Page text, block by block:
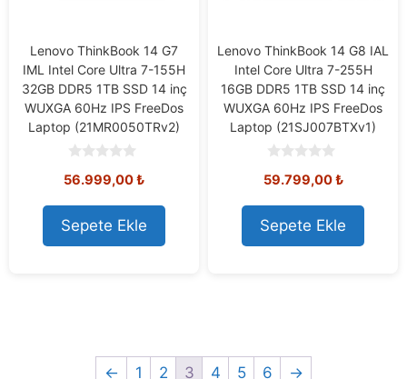
Lenovo ThinkBook 14 G7
IML Intel Core Ultra 7-155H
32GB DDR5 1TB SSD 14 inç
WUXGA 60Hz IPS FreeDos
Laptop (21MR0050TRv2)
o
t
o
f
5
56.999,00₺
Sepete Ekle
Lenovo ThinkBook 14 G8 IAL
Intel Core Ultra 7-255H
16GB DDR5 1TB SSD 14 inç
WUXGA 60Hz IPS FreeDos
Laptop (21SJ007BTXv1)
o
t
o
f
5
59.799,00₺
Sepete Ekle
← 1 2 3 4 5 6 →